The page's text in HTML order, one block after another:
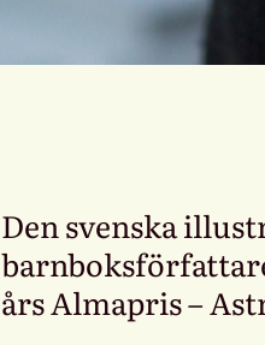
Den svenska
års Almapris –